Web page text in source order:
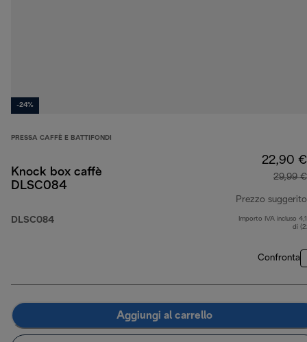
-24%
PRESSA CAFFÈ E BATTIFONDI
Knock box caffè
DLSC084
DLSC084
22,90 €
29,99 €
Prezzo suggerito
Importo IVA incluso
di
Confronta
Aggiungi al carrello